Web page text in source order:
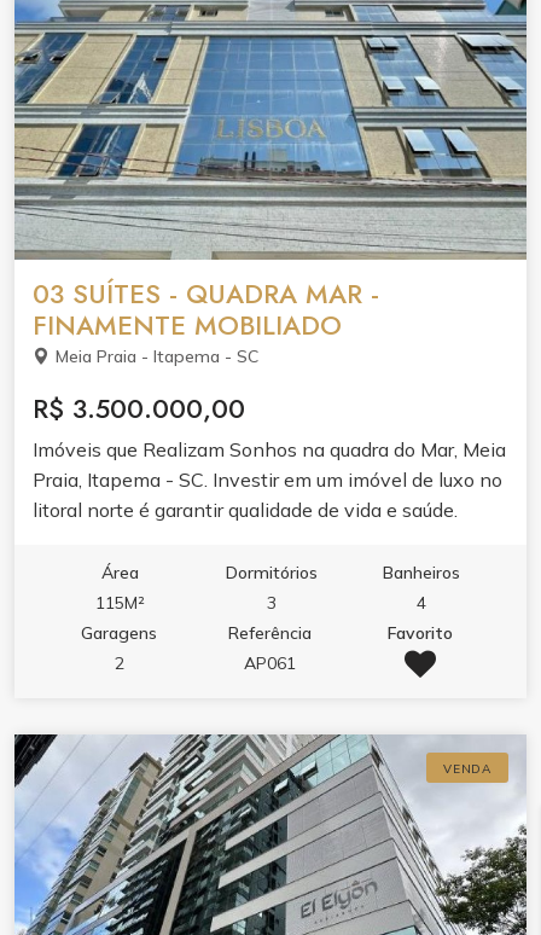
03 SUÍTES - QUADRA MAR -
FINAMENTE MOBILIADO
Meia Praia - Itapema - SC
R$ 3.500.000,00
Imóveis que Realizam Sonhos na quadra do Mar, Meia
Praia, Itapema - SC. Investir em um imóvel de luxo no
litoral norte é garantir qualidade de vida e saúde.
Venha conhecer! Excelente apartamento com 03
suítes, lavabo, mobiliado , sacada frente avenida com
churrasqueira, vista lateral mar, a 80 metros da praia.
Dois elevadores, duas vagas de garagem, sala de
#sonhos
Área
115M²
Dormitórios
3
Banheiros
4
Garagens
2
Referência
AP061
Favorito
VENDA